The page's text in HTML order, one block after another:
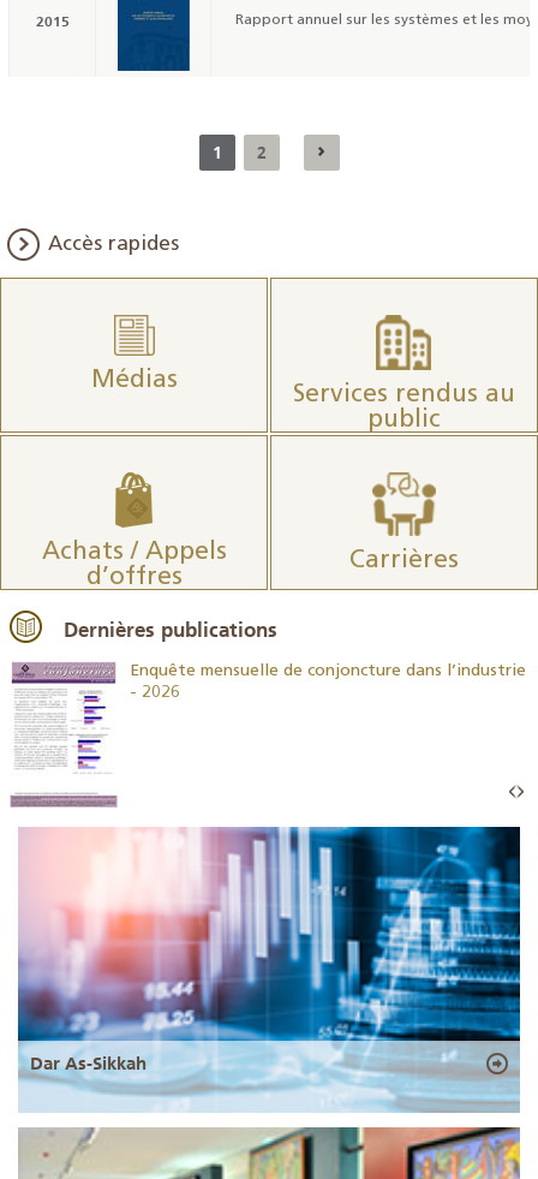
2015 Rapport annuel sur les systèmes et les
1 2
Accès rapides
Médias
Services rendus au
public
Achats / Appels
d’offres
Carrières
Dernières publications
Enquête mensuelle de conjoncture dans l’industrie
- 2026
Dar As-Sikkah